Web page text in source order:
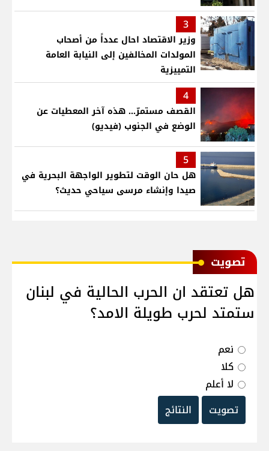
3
وزير الاقتصاد احال عدداً من أصحاب
المولدات المخالفين إلى النيابة العامة
التمييزية
4
القصف مستمرّ... هذه آخر المعطيات عن
الوضع في الجنوب (فيديو)
5
هل حان الوقت لتطوير الواجهة البحرية في
صيدا وإنشاء مرسى سياحي حديث؟
ﺗﺼﻮﻳﺖ
هل تعتقد ان الحرب الحالية في لبنان
ستمتد لحرب طويلة الامد؟
نعم
كلا
لا أعلم
تصويت
النتائج